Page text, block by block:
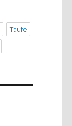
Taufe